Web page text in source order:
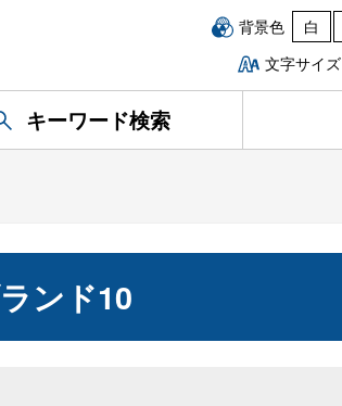
背景色 白
文字サイズ
キーワード検索
ンド10